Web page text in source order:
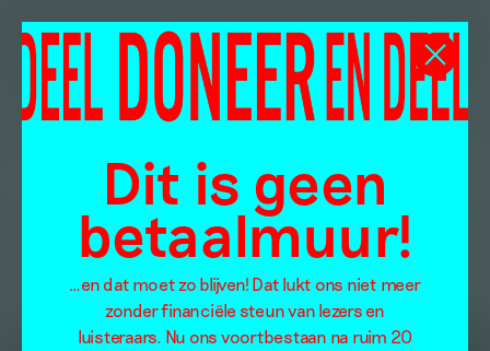
Dit is geen
betaalmuur!
…en dat moet zo blijven! Dat lukt ons niet meer
zonder financiële steun van lezers en
luisteraars. Nu ons voortbestaan na ruim 20